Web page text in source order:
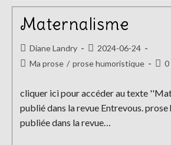
Maternalisme
Auteur/autrice
de
Diane Landry
Publication
publiée :
2024-06-24
PostMa prose / prose humoristique 0
cliquer ici pour accéder au texte
publié dans la revue Entrevous.
publiée dans la revue…